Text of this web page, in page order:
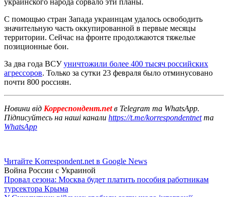
С помощью стран Запада украинцам удалось освободить
значительную часть оккупированной в первые месяцы
территории. Сейчас на фронте продолжаются тяжелые
позиционные бои.
За два года ВСУуничтожили более 400 тысяч российских
агрессоров. Только за сутки 23 февраля было отминусовано
почти 800 россиян.
Новини від Корреспондент.netв Telegram та WhatsApp.
Підписуйтесь на наші канали https://t.me/korrespondentnetта
WhatsApp
Читайте Korrespondent.net в Google News
Война России с Украиной
Провал сезона: Москва будет платить пособия работникам
турсектора Крыма